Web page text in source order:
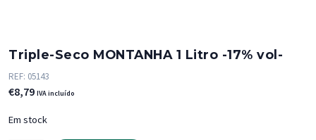
Triple-Seco MONTANHA 1 Litro -17% vol-
REF: 05143
€8,79 IVA incluído
Em stock